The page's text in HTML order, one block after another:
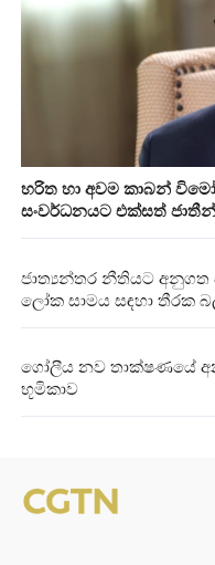
හරිත හා අවම කාබන්
සංවර්ධනයට එක්සත්
ජාත්‍යන්තර නීතියට
ලෝක සාමය සඳහා තීරක
ගෝලීය නව තාක්ෂණයේ
භූමිකාව